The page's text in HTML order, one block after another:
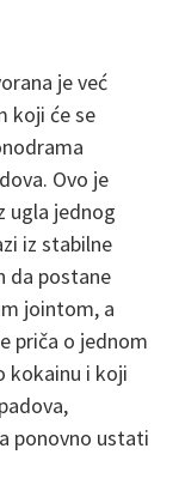
je već
koji će se
Ovo je
ugla jednog
iz stabilne
da postane
jointom, a
priča o jednom
kokainu i koji
ponovno ustati